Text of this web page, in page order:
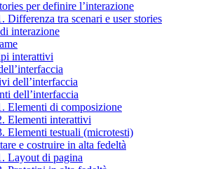
per definire l’interazione
Differenza tra scenari e user stories
interazione
interattivi
dell’interfaccia
dell’interfaccia
Elementi di composizione
Elementi interattivi
Elementi testuali (microtesti)
e costruire in alta fedeltà
Layout di pagina